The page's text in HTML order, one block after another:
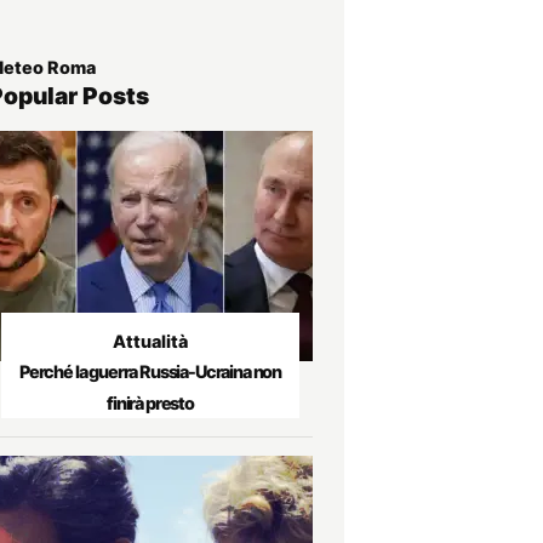
Roma
Posts
Attualità
Perché la guerra Russia-Ucraina non
finirà presto